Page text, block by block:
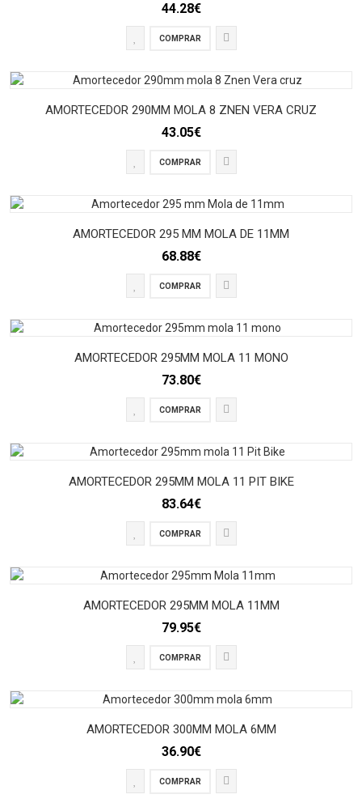
44.28€
COMPRAR
AMORTECEDOR 290MM MOLA 8 ZNEN VERA CRUZ
43.05€
COMPRAR
AMORTECEDOR 295 MM MOLA DE 11MM
68.88€
COMPRAR
AMORTECEDOR 295MM MOLA 11 MONO
73.80€
COMPRAR
AMORTECEDOR 295MM MOLA 11 PIT BIKE
83.64€
COMPRAR
AMORTECEDOR 295MM MOLA 11MM
79.95€
COMPRAR
AMORTECEDOR 300MM MOLA 6MM
36.90€
COMPRAR